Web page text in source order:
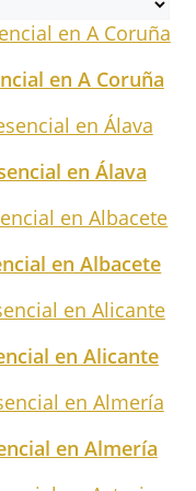
en A Coruña
en Álava
en Albacete
en Alicante
en Almería